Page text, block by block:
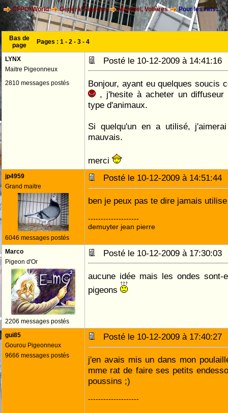
CFPOI World Général Pigeons Materiel, Volières Pour les rats...
Bas de
page
Pages : 1 - 2 - 3 - 4
LYNX
Maitre Pigeonneux
2810 messages postés
Posté le 10-12-2009 à
Bonjour, ayant eu quelques soucis
, j'hesite à acheter un diffuseur
type d'animaux.
Si quelqu'un en a utilisé,
mauvais.
merci
jp4959
Grand maitre
6046 messages postés
Posté le 10-12-2009 à
ben je peux pas te dire jamais
--------------------
demuyter jean pierre
Marco
Pigeon d'Or
2206 messages postés
Posté le 10-12-2009 à
aucune idée mais les ondes
pigeons
gui85
Gourou Pigeonneux
9666 messages postés
Posté le 10-12-2009 à
j'en avais mis un dans mon
mme rat de faire ses petits
poussins ;)
--------------------